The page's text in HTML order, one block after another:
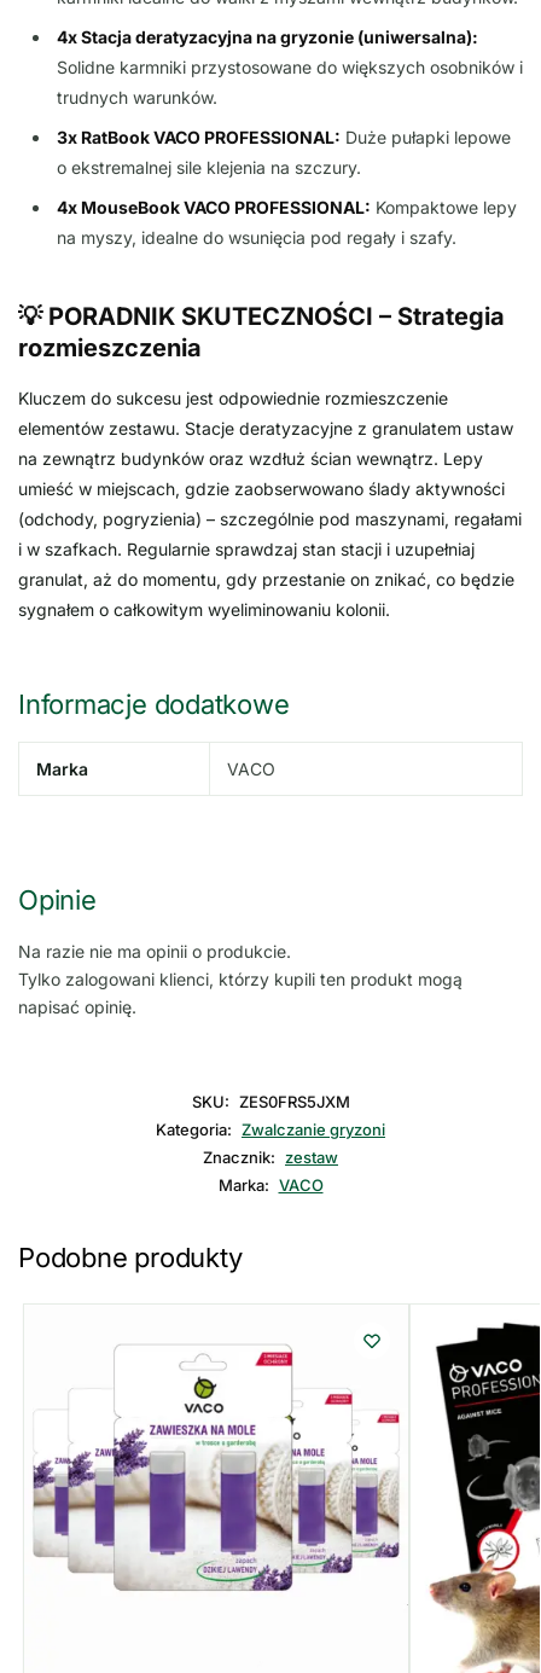
4x Stacja deratyzacyjna na gryzonie (uniwersalna):
Solidne karmniki przystosowane do większych osobników i
trudnych warunków.
3x RatBook VACO PROFESSIONAL: Duże pułapki lepowe
o ekstremalnej sile klejenia na szczury.
4x MouseBook VACO PROFESSIONAL: Kompaktowe lepy
na myszy, idealne do wsunięcia pod regały i szafy.
💡 PORADNIK SKUTECZNOŚCI – Strategia
rozmieszczenia
Kluczem do sukcesu jest odpowiednie rozmieszczenie
elementów zestawu. Stacje deratyzacyjne z granulatem ustaw
na zewnątrz budynków oraz wzdłuż ścian wewnątrz. Lepy
umieść w miejscach, gdzie zaobserwowano ślady aktywności
(odchody, pogryzienia) – szczególnie pod maszynami, regałami
i w szafkach. Regularnie sprawdzaj stan stacji i uzupełniaj
granulat, aż do momentu, gdy przestanie on znikać, co będzie
sygnałem o całkowitym wyeliminowaniu kolonii.
Informacje dodatkowe
Marka VACO
Opinie
Na razie nie ma opinii o produkcie.
Tylko zalogowani klienci, którzy kupili ten produkt mogą
napisać opinię.
SKU: ZES0FRS5JXM
Kategoria: Zwalczanie gryzoni
Znacznik: zestaw
Marka: VACO
Podobne produkty